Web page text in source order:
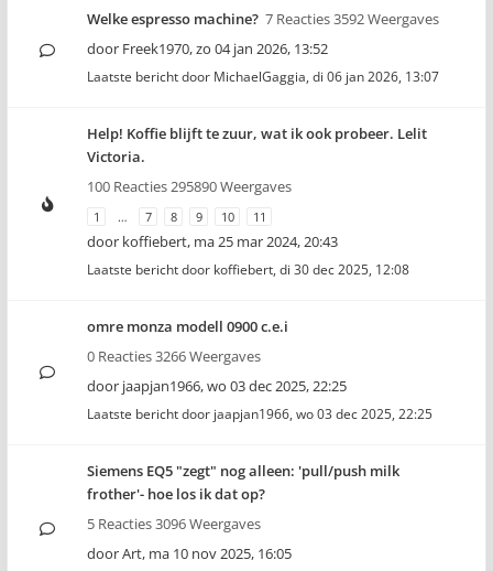
Welke espresso machine? 7 Reacties 3592 Weergaves
door Freek1970,zo 04 jan 2026, 13:52
Laatste bericht door MichaelGaggia, di 06 jan 2026, 13:07
Help! Koffie blijft te zuur, wat ik ook probeer. Lelit
Victoria.
100 Reacties 295890 Weergaves
1 … 7 8 9 10 11
door koffiebert, ma 25 mar 2024, 20:43
Laatste bericht door koffiebert, di 30 dec 2025, 12:08
omre monza modell 0900 c.e.i
0 Reacties 3266 Weergaves
door jaapjan1966,wo 03 dec 2025, 22:25
Laatste bericht door jaapjan1966, wo 03 dec 2025, 22:25
Siemens EQ5 "zegt" nog alleen: 'pull/push milk
frother'- hoe los ik dat op?
5 Reacties 3096 Weergaves
doorArt, ma 10 nov 2025, 16:05